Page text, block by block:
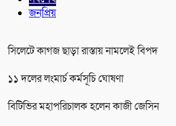
জনপ্রিয়
সিলেটে কাগজ ছাড়া রাস্তায় নামলেই বিপদ
১১ দলের লংমার্চ কর্মসূচি ঘোষণা
বিটিভির মহাপরিচালক হলেন কাজী জেসিন